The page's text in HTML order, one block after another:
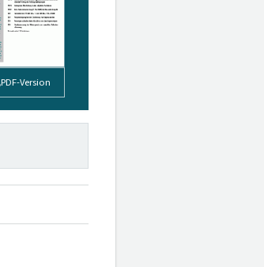
PDF-Version